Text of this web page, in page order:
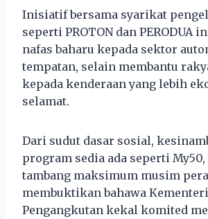
Inisiatif bersama syarikat
seperti PROTON dan PERODUA
nafas baharu kepada sektor
tempatan, selain membantu
kepada kenderaan yang lebih
selamat.
Dari sudut dasar sosial,
program sedia ada seperti My50,
tambang maksimum musim
membuktikan bahawa
Pengangkutan kekal komited